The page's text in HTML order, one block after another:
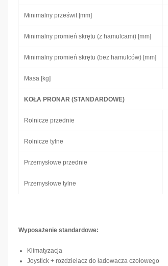
Minimalny prześwit [mm]
Minimalny promień skrętu (z hamulcami) [mm]
Minimalny promień skrętu (bez hamulców) [mm]
Masa [kg]
KOŁA PRONAR (STANDARDOWE)
Rolnicze przednie
Rolnicze tylne
Przemysłowe przednie
Przemysłowe tylne
Wyposażenie standardowe:
Klimatyzacja
Joystick + rozdzielacz do ładowacza czołowego